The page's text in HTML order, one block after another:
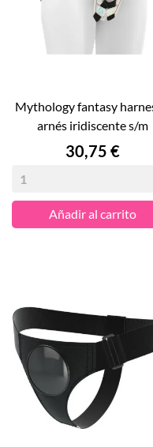
mythology fantasy harness -
arnés iridiscente s/m
Precio
30,75 €
Añadir al carrito